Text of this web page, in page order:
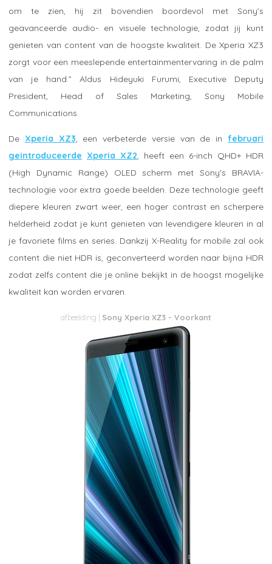
om te zien, hij zit bovendien boordevol met Sony’s
geavanceerde audio- en visuele technologie, zodat jij kunt
genieten van content van de hoogste kwaliteit. De Xperia XZ3
zorgt voor een meeslepende entertainmentervaring in de palm
van je hand.” Aldus Hideyuki Furumi, Executive Deputy
President, Head of Sales Marketing, Sony Mobile
Communications.
De Xperia XZ3, een verbeterde versie van de infebruari
geintroduceerde Xperia XZ2, heeft een 6-inch QHD+ HDR
(High Dynamic Range) OLED scherm met Sony's BRAVIA-
technologie voor extra goede beelden. Deze technologie geeft
diepere kleuren zwart weer, een hoger contrast en scherpere
helderheid zodat je kunt genieten van levendigere kleuren in al
je favoriete films en series. Dankzij X-Reality for mobile zal ook
content die niet HDR is, geconverteerd worden naar bijna HDR
zodat zelfs content die je online bekijkt in de hoogst mogelijke
kwaliteit kan worden ervaren.
Sony Xperia XZ3 - Voorkant